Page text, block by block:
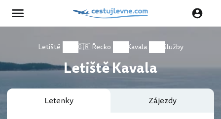
Letiště 🇬🇷 Řecko Kavala Služby
Letiště Kavala
Letenky Zájezdy